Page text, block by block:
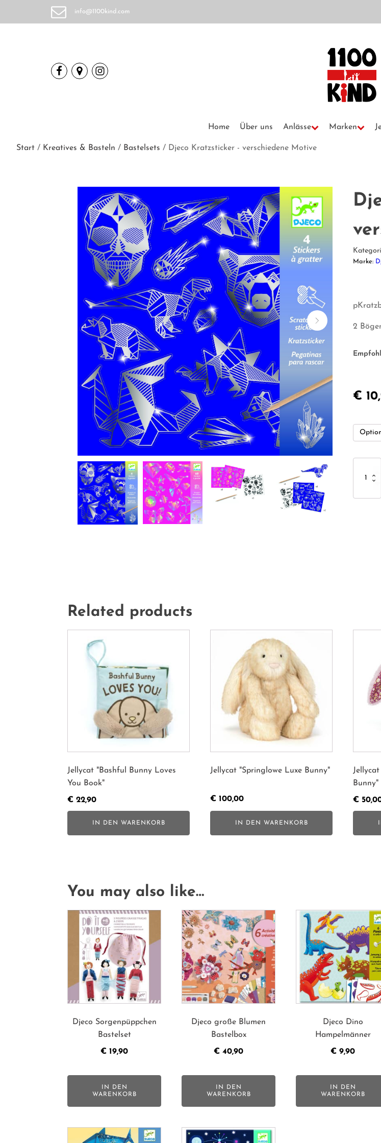
info@1100kind.com
Home Über uns Anlässe Marken
Start / Kreatives & Basteln / Bastelsets / Djeco Kratzsticker - verschiedene Motive
Marke:
2
€
Related products
Jellycat "Bashful Bunny Loves
You Book"
€ 22,90
IN DEN WARENKORB
Jellycat "Springlowe Luxe Bunny"
€ 100,00
IN DEN WARENKORB
Bunny"
€
You may also like…
Djeco Sorgenpüppchen
Bastelset
€ 19,90
IN DEN
WARENKORB
Djeco große Blumen
Bastelbox
€ 40,90
IN DEN
WARENKORB
Djeco Dino
Hampelmänner
€ 9,90
IN DEN
WARENKORB
Dieses